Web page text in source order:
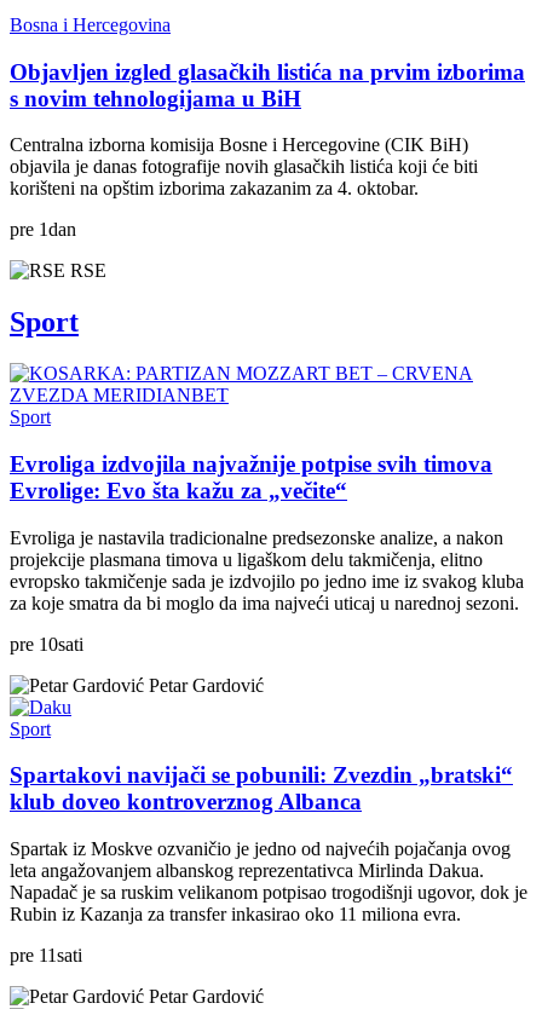
Bosna i Hercegovina
Objavljen izgled glasačkih listića na prvim izborima
s novim tehnologijama u BiH
Centralna izborna komisija Bosne i Hercegovine (CIK BiH)
objavila je danas fotografije novih glasačkih listića koji će biti
korišteni na opštim izborima zakazanim za 4. oktobar.
pre 1dan
RSE
Sport
Sport
Evroliga izdvojila najvažnije potpise svih timova
Evrolige: Evo šta kažu za „večite“
Evroliga je nastavila tradicionalne predsezonske analize, a nakon
projekcije plasmana timova u ligaškom delu takmičenja, elitno
evropsko takmičenje sada je izdvojilo po jedno ime iz svakog kluba
za koje smatra da bi moglo da ima najveći uticaj u narednoj sezoni.
pre 10sati
Petar Gardović
Sport
Spartakovi navijači se pobunili: Zvezdin „bratski“
klub doveo kontroverznog Albanca
Spartak iz Moskve ozvaničio je jedno od najvećih pojačanja ovog
leta angažovanjem albanskog reprezentativca Mirlinda Dakua.
Napadač je sa ruskim velikanom potpisao trogodišnji ugovor, dok je
Rubin iz Kazanja za transfer inkasirao oko 11 miliona evra.
pre 11sati
Petar Gardović